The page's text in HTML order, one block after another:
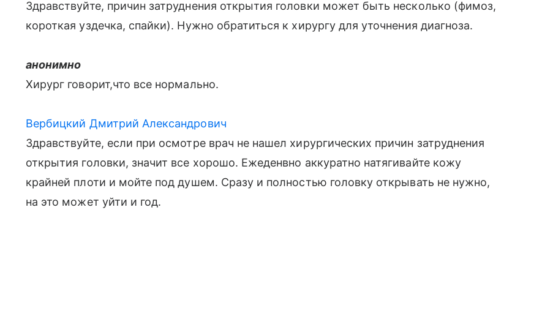
Здравствуйте, причин затруднения открытия головки может быть несколько (фимоз,
короткая уздечка, спайки). Нужно обратиться к хирургу для уточнения диагноза.
анонимно
Хирург говорит,что все нормально.
Вербицкий Дмитрий Александрович
Здравствуйте, если при осмотре врач не нашел хирургических причин затруднения
открытия головки, значит все хорошо. Ежеденвно аккуратно натягивайте кожу
крайней плоти и мойте под душем. Сразу и полностью головку открывать не нужно,
на это может уйти и год.